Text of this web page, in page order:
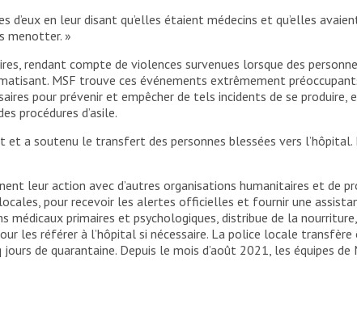
d’eux en leur disant qu’elles étaient médecins et qu’elles
menotter. »
rendant compte de violences survenues lorsque des
MSF trouve ces événements extrêmement
pour prévenir et empêcher de tels incidents de se produire,
procédures d’asile.
et a soutenu le transfert des personnes blessées vers
leur action avec d’autres organisations humanitaires et de
pour recevoir les alertes officielles et fournir une
primaires et psychologiques, distribue de la
les référer à l’hôpital si nécessaire. La police locale transfère
de quarantaine. Depuis le mois d’août 2021, les équipes